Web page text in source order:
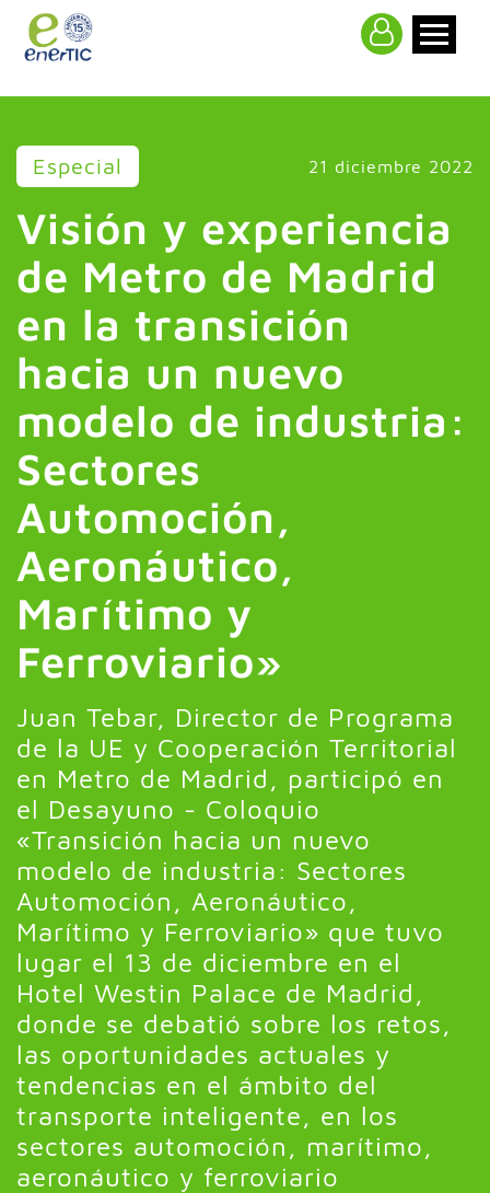
Especial 21 diciembre 2022
Visión y experiencia
de Metro de Madrid
en la transición
hacia un nuevo
modelo de industria:
Sectores
Automoción,
Aeronáutico,
Marítimo y
Ferroviario»
Juan Tebar, Director de Programa
de la UE y Cooperación Territorial
en Metro de Madrid, participó en
el Desayuno - Coloquio
«Transición hacia un nuevo
modelo de industria: Sectores
Automoción, Aeronáutico,
Marítimo y Ferroviario» que tuvo
lugar el 13 de diciembre en el
Hotel Westin Palace de Madrid,
donde se debatió sobre los retos,
las oportunidades actuales y
tendencias en el ámbito del
transporte inteligente, en los
sectores automoción, marítimo,
aeronáutico y ferroviario